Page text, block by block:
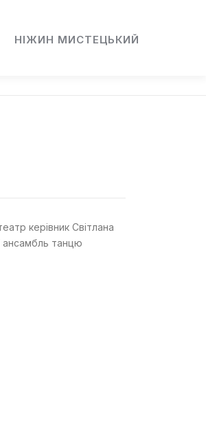
НІЖИН МИСТЕЦЬКИЙ
керівник Світлана
ансамбль танцю